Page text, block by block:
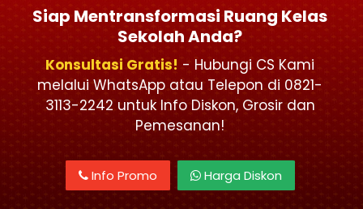
Siap Mentransformasi Ruang Kelas
Sekolah Anda?
Konsultasi Gratis! - Hubungi CS Kami
melalui WhatsApp atau Telepon di 0821-
3113-2242 untuk Info Diskon, Grosir dan
Pemesanan!
Info Promo Harga Diskon